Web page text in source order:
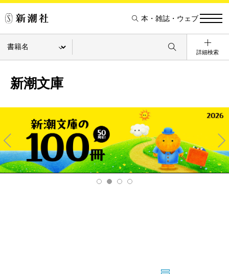
本・雑誌・ウェブ
詳細検索
新潮文庫
Pre
v
Ne
xt